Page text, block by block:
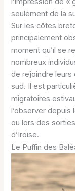
seulement de la
Sur les côtes
principalement
moment qu’il se
nombreux
de rejoindre leurs
sud. Il est
migratoires
l’observer
ou lors des
d’Iroise.
Le Puffin des